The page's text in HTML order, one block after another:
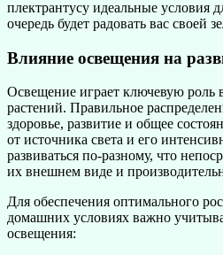
плектрантусу идеальные условия
очередь будет радовать вас своей
Влияние освещения на
Освещение играет ключевую роль
растений. Правильное
здоровье, развитие и общее
от источника света и его
развиваться по-разному, что
их внешнем виде и
Для обеспечения оптимального
домашних условиях важно
освещения: